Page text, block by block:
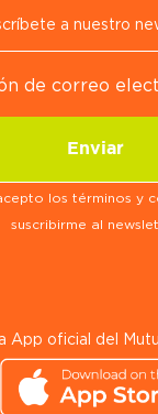
a nuestro
los términos y
suscribirme al
App oficial del